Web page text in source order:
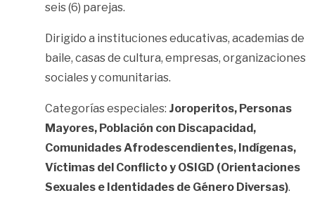
seis (6) parejas.
Dirigido a instituciones educativas, academias de
baile, casas de cultura, empresas, organizaciones
sociales y comunitarias.
Categorías especiales: Joroperitos, Personas
Mayores, Población con Discapacidad,
Comunidades Afrodescendientes, Indígenas,
Víctimas del Conflicto y OSIGD (Orientaciones
Sexuales e Identidades de Género Diversas).